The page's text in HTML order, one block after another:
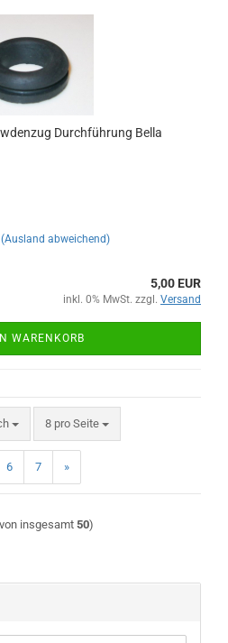
Durchführung Bella
(Ausland abweichend)
5,00 EUR
inkl. 0% MwSt. zzgl. Versand
WARENKORB
8 pro Seite
pro Seite
6 7 »
insgesamt50)